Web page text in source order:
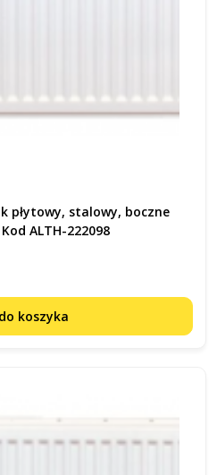
płytowy, stalowy, boczne
ALTH-222098
koszyka